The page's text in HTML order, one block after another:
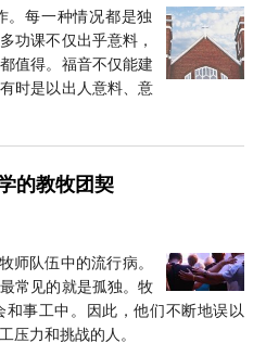
。每一种情况都是独
功课不仅出乎意料，
值得。福音不仅能建
时是以出人意料、意
的教牧团契
师队伍中的流行病。
常见的就是孤独。牧
事工中。因此，他们不断地误以
压力和挑战的人。